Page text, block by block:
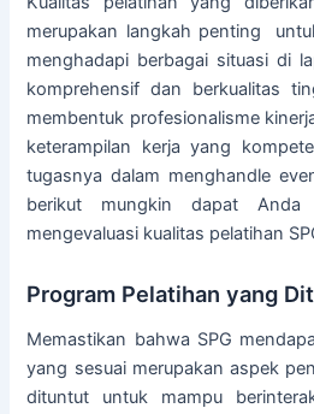
merupakan langkah penting
menghadapi berbagai situasi di
komprehensif dan berkualitas
membentuk profesionalisme
keterampilan kerja yang
tugasnya dalam menghandle
berikut mungkin dapat Anda
mengevaluasi kualitas pelatihan
Program Pelatihan yang
Memastikan bahwa SPG
yang sesuai merupakan aspek
dituntut untuk mampu